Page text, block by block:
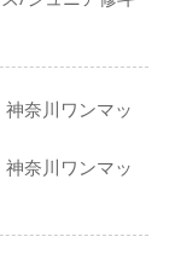
奈川ワンマッ
奈川ワンマッ